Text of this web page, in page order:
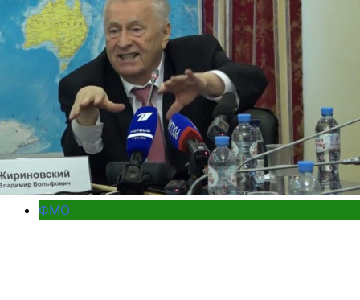
ФМО